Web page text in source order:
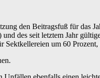
den Beitragsfuß für das
des seit letztem Jahr
um 60